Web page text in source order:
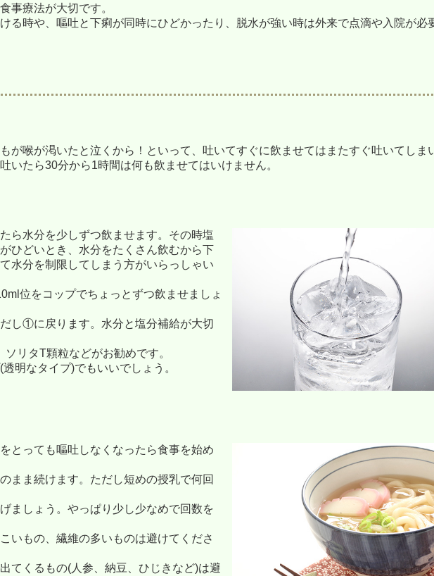
事療法が大切です。
る時や、嘔吐と下痢が同時にひどかったり、脱水が強い時は外来で点滴や入院が必
が喉が渇いたと泣くから！といって、吐いてすぐに飲ませてはまたすぐ吐いてしま
いたら30分から1時間は何も飲ませてはいけません。
ら水分を少しずつ飲ませます。その時塩
ひどいとき、 水分をたくさん飲むから下
水分を制限してしまう方がいらっしゃい
位をコップでちょっとずつ飲ませましょ
し①に戻ります。水分と塩分補給が大切
リタT顆粒などがお勧めです。
明なタイプ)でもいいでしょう。
とっても嘔吐しなくなったら食事を始め
まま続けます。ただし短めの授乳で何回
ましょう。やっぱり少し少なめで回数を
いもの、繊維の多いものは避けてくださ
てくるもの(人参、納豆、ひじきなど)は避